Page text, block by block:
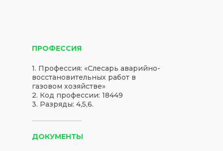
ПРОФЕССИЯ
ДОКУМЕНТЫ
1. Профессия: «Слесарь аварийно-
восстановительных работ в
газовом хозяйстве»
2. Код профессии: 18449
3. Разряды: 4,5,6.